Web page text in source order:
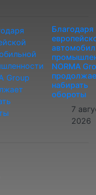
Благодаря
NORMA
набирать
обороты
7
2026